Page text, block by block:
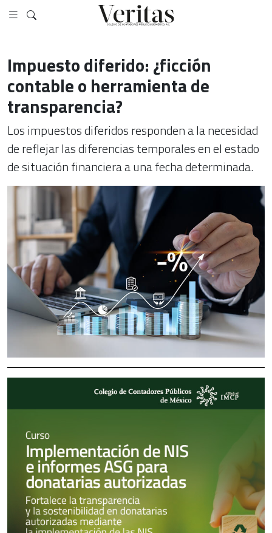
Impuesto diferido: ¿ficción
contable o herramienta de
transparencia?
Los impuestos diferidos responden a la necesidad
de reflejar las diferencias temporales en el estado
de situación financiera a una fecha determinada.